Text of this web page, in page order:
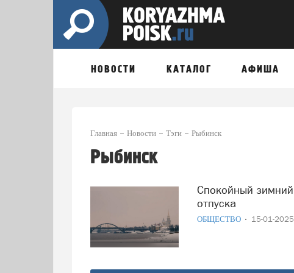
НОВОСТИ КАТАЛОГ АФИША
Главная Новости Тэги Рыбинск
Рыбинск
Спокойный зимний отдых в России: 6 городов для тихого
отпуска
ОБЩЕСТВО 15-01-2025